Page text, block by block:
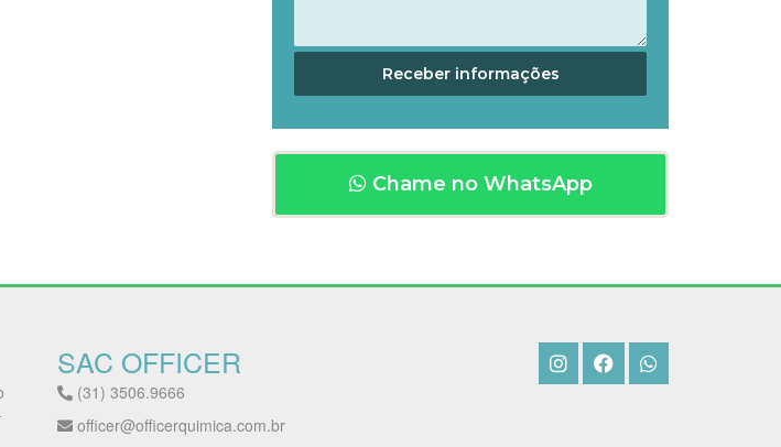
Chame no WhatsApp
SAC OFFICER
(31) 3506.9666
officer@officerquimica.com.br